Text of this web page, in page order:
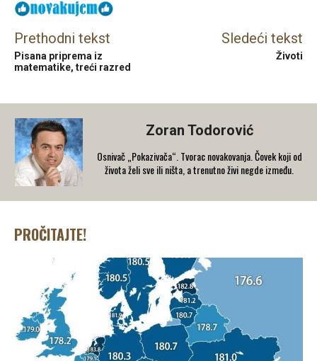
Prethodni tekst
Pisana priprema iz
matematike, treći razred
Sledeći tekst
Životi
Zoran Todorović
Osnivač „Pokazivača“. Tvorac novakovanja. Čovek koji od
života želi sve ili ništa, a trenutno živi negde između.
PROČITAJTE!